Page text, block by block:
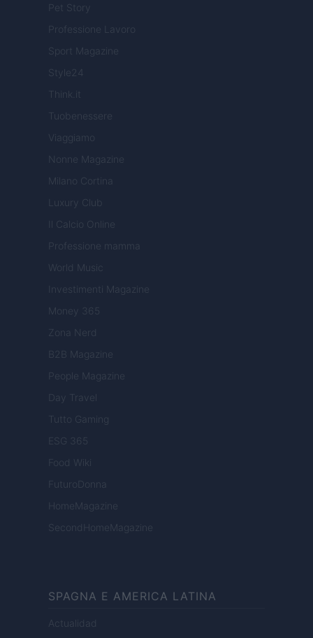
Pet Story
Professione Lavoro
Sport Magazine
Style24
Think.it
Tuobenessere
Viaggiamo
Nonne Magazine
Milano Cortina
Luxury Club
Il Calcio Online
Professione mamma
World Music
Investimenti Magazine
Money 365
Zona Nerd
B2B Magazine
People Magazine
Day Travel
Tutto Gaming
ESG 365
Food Wiki
FuturoDonna
HomeMagazine
SecondHomeMagazine
SPAGNA E AMERICA LATINA
Actualidad